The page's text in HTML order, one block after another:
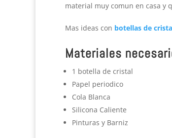
material muy comun en casa y
Mas ideas con botellas de
Materiales
1 botella de cristal
Papel periodico
Cola Blanca
Silicona Caliente
Pinturas y Barniz